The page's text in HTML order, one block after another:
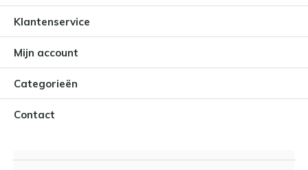
Klantenservice
Mijn account
Categorieën
Contact